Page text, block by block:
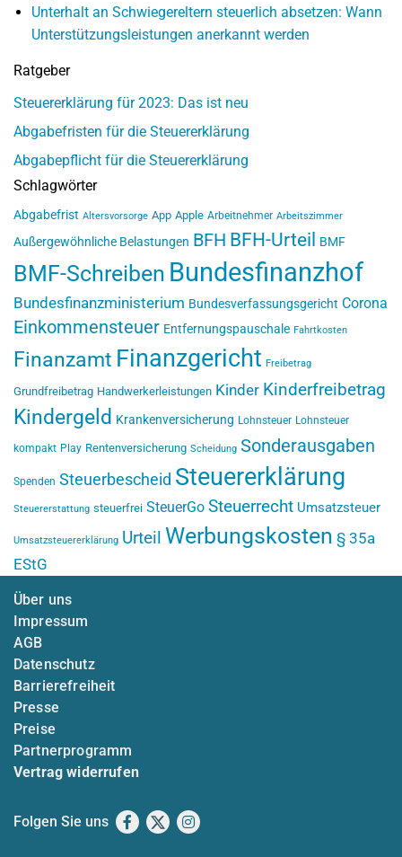
Unterhalt an Schwiegereltern steuerlich absetzen: Wann
Unterstützungsleistungen anerkannt werden
Ratgeber
Steuererklärung für 2023: Das ist neu
Abgabefristen für die Steuererklärung
Abgabepflicht für die Steuererklärung
Schlagwörter
Abgabefrist Altersvorsorge App Apple Arbeitnehmer Arbeitszimmer
Außergewöhnliche Belastungen BFH BFH-Urteil BMF
BMF-Schreiben Bundesfinanzhof
Bundesfinanzministerium Bundesverfassungsgericht Corona
Einkommensteuer Entfernungspauschale Fahrtkosten
Finanzamt Finanzgericht Freibetrag
Grundfreibetrag Handwerkerleistungen Kinder Kinderfreibetrag
Kindergeld Krankenversicherung Lohnsteuer Lohnsteuer
kompakt Play Rentenversicherung Scheidung Sonderausgaben
Spenden Steuerbescheid Steuererklärung
Steuererstattung steuerfrei SteuerGo Steuerrecht Umsatzsteuer
Umsatzsteuererklärung Urteil Werbungskosten § 35a
EStG
Über uns
Impressum
AGB
Datenschutz
Barrierefreiheit
Presse
Preise
Partnerprogramm
Vertrag widerrufen
Folgen Sie uns Facebook
X Instagram